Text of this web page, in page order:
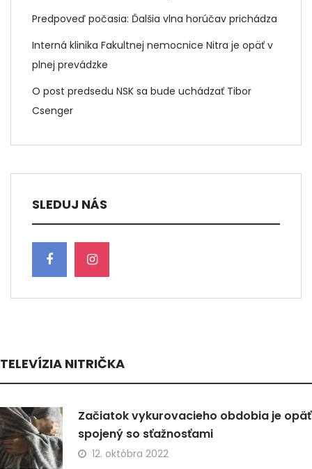
Predpoveď počasia: Ďalšia vlna horúčav prichádza
Interná klinika Fakultnej nemocnice Nitra je opäť v
plnej prevádzke
O post predsedu NSK sa bude uchádzať Tibor
Csenger
SLEDUJ NÁS
TELEVÍZIA NITRIČKA
Začiatok vykurovacieho obdobia je opäť
spojený so sťažnosťami
12. októbra 2022